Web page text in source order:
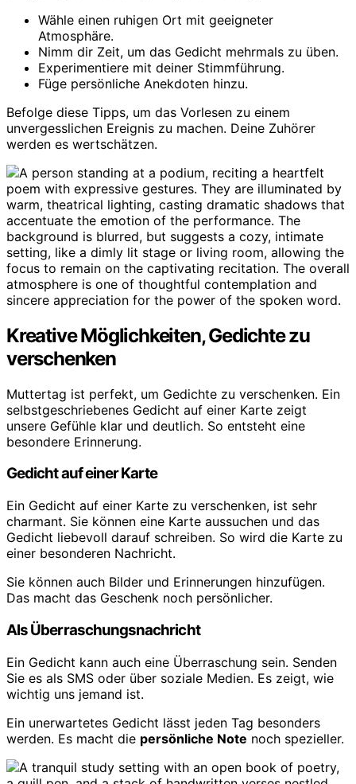
Wähle einen ruhigen Ort mit geeigneter
Atmosphäre.
Nimm dir Zeit, um das Gedicht mehrmals zu üben.
Experimentiere mit deiner Stimmführung.
Füge persönliche Anekdoten hinzu.
Befolge diese Tipps, um das Vorlesen zu einem
unvergesslichen Ereignis zu machen. Deine Zuhörer
werden es wertschätzen.
Kreative Möglichkeiten, Gedichte zu
verschenken
Muttertag ist perfekt, um Gedichte zu verschenken. Ein
selbstgeschriebenes Gedicht auf einer Karte zeigt
unsere Gefühle klar und deutlich. So entsteht eine
besondere Erinnerung.
Gedicht auf einer Karte
Ein Gedicht auf einer Karte zu verschenken, ist sehr
charmant. Sie können eine Karte aussuchen und das
Gedicht liebevoll darauf schreiben. So wird die Karte zu
einer besonderen Nachricht.
Sie können auch Bilder und Erinnerungen hinzufügen.
Das macht das Geschenk noch persönlicher.
Als Überraschungsnachricht
Ein Gedicht kann auch eine Überraschung sein. Senden
Sie es als SMS oder über soziale Medien. Es zeigt, wie
wichtig uns jemand ist.
Ein unerwartetes Gedicht lässt jeden Tag besonders
werden. Es macht die persönliche Note noch spezieller.